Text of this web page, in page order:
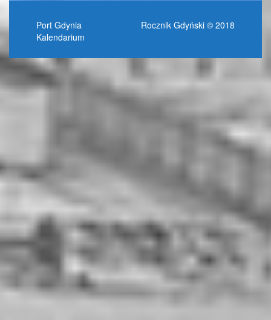
Port Gdynia
Kalendarium
Rocznik Gdyński © 2018